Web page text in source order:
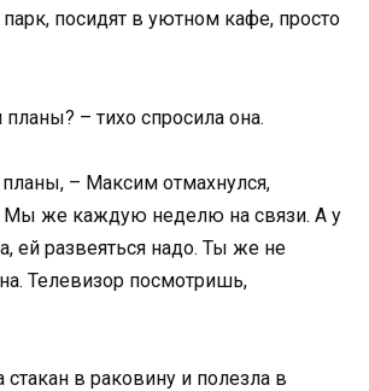
парк, посидят в уютном кафе, просто
– тихо спросила она.
– Максим отмахнулся,
Мы же каждую неделю на связи. А у
ей развеяться надо. Ты же не
Телевизор посмотришь,
стакан в раковину и полезла в